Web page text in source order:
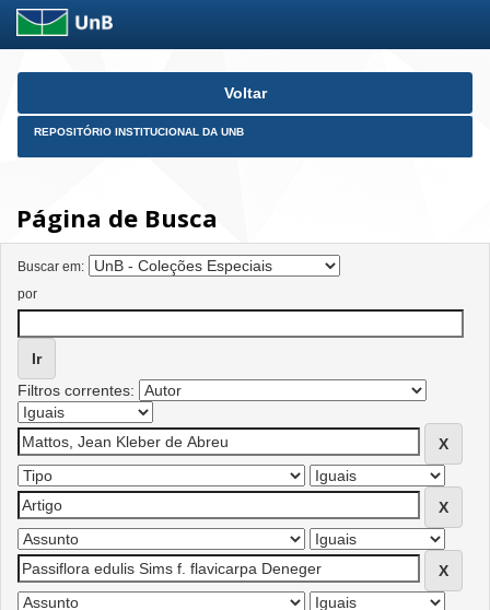
Skip
Voltar
REPOSITÓRIO INSTITUCIONAL DA UNB
Página de Busca
Buscar em:
por
Filtros correntes: